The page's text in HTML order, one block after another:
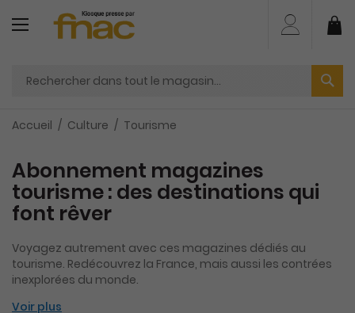
contenu
Accueil Culture Tourisme
Abonnement magazines
tourisme : des destinations qui
font rêver
Voyagez autrement avec ces magazines dédiés au
tourisme. Redécouvrez la France, mais aussi les contrées
inexplorées du monde.
Voir plus